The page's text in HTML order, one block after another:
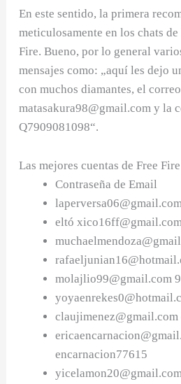
En este sentido, la primera
meticulosamente en los chats
Fire. Bueno, por lo general
mensajes como: „aquí les dejo
con muchos diamantes, el
matasakura98@gmail.comy la
Q7909081098“.
Las mejores cuentas de Free
Contraseña de Email
laperversa06@gmail.com
eltó xico16ff@gmail.com
molajlio99@gmail.com
claujimenez@gmail.com
encarnacion77615
yicelamon20@gmail.com